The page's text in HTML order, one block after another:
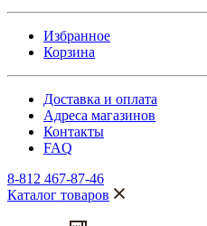
Избранное
Корзина
Доставка и оплата
Адреса магазинов
Контакты
FAQ
8-812 467-87-46
Каталог товаров